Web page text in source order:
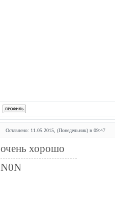
Оставлено: 11.05.2015, (Понедельник) в 09:47
очень хорошо
N0N